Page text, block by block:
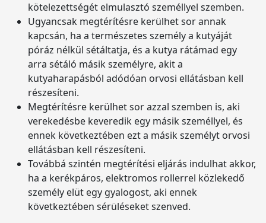
kötelezettségét elmulasztó személlyel szemben.
Ugyancsak megtérítésre kerülhet sor annak
kapcsán, ha a természetes személy a kutyáját
póráz nélkül sétáltatja, és a kutya rátámad egy
arra sétáló másik személyre, akit a
kutyaharapásból adódóan orvosi ellátásban kell
részesíteni.
Megtérítésre kerülhet sor azzal szemben is, aki
verekedésbe keveredik egy másik személlyel, és
ennek következtében ezt a másik személyt orvosi
ellátásban kell részesíteni.
Továbbá szintén megtérítési eljárás indulhat akkor,
ha a kerékpáros, elektromos rollerrel közlekedő
személy elüt egy gyalogost, aki ennek
következtében sérüléseket szenved.